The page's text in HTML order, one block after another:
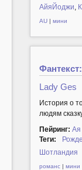
АйяЙоджи
AU | мини
Lady Ges
История о
людям
Пейринг: Ая
Теги:
Шотландия
романс | мини